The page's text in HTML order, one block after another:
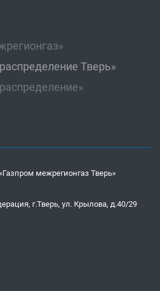
Тверь»
межрегионгаз Тверь»
г.Тверь, ул. Крылова, д.40/29